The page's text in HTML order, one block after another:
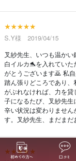
★★★★★
S.Y様 2019/04/15
叉紗先生、いつも温か
白イルカ🐬を入れてい
がとうございます🙇 私
踏ん張りどころであり
がぶれなければ、力を
子になるたび、叉紗先
辛い状況は変わりませ
す。叉紗先生、まだま
★★★★★